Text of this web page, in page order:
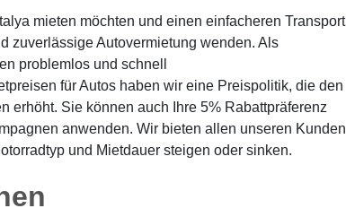
mieten möchten und einen einfacheren Transport
zuverlässige Autovermietung wenden. Als
problemlos und schnell
für Autos haben wir eine Preispolitik, die den
erhöht. Sie können auch Ihre 5% Rabattpräferenz
anwenden. Wir bieten allen unseren Kunden
und Mietdauer steigen oder sinken.